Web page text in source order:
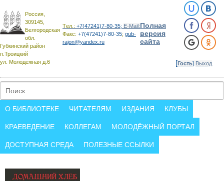
Россия,
309145,
Белгородская
обл.
Губкинский район
п.Троицкий
ул. Молодежная д.6
Tел.: +7(47241)7-80-35; E-Mail:
Факс: +7(47241)7-80-35; gub-
rajon@yandex.ru
Полная
версия
сайта
[Гость] Выход
О БИБЛИОТЕКЕ ЧИТАТЕЛЯМ ИЗДАНИЯ КЛУБЫ
КРАЕВЕДЕНИЕ КОЛЛЕГАМ МОЛОДЁЖНЫЙ ПОРТАЛ
ДОСТУПНАЯ СРЕДА ПОЛЕЗНЫЕ ССЫЛКИ